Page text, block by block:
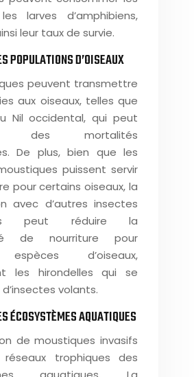
larves d’amphibiens,
leur taux de survie.
POPULATIONS D’OISEAUX
peuvent transmettre
aux oiseaux, telles que
Nil occidental, qui peut
des mortalités
De plus, bien que les
puissent servir
pour certains oiseaux, la
avec d’autres insectes
peut réduire la
de nourriture pour
espèces d’oiseaux,
les hirondelles qui se
volants.
ÉCOSYSTÈMES AQUATIQUES
de moustiques invasifs
trophiques des